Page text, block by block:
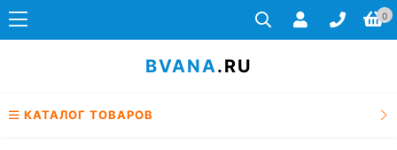
0
BVANA.RU
КАТАЛОГ ТОВАРОВ